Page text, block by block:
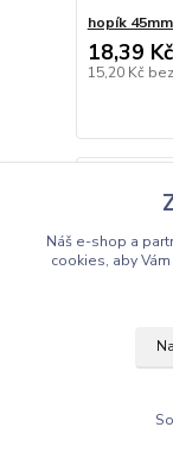
hopík
18,39 Kč
15,20 Kč
Náš e-shop a
cookies, aby